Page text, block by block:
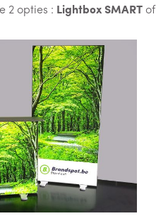
2 opties : Lightbox SMART of